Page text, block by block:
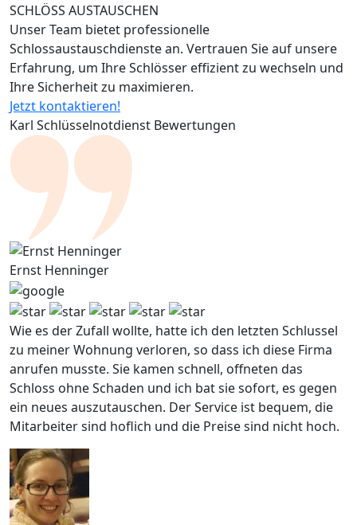
SCHLÖSS AUSTAUSCHEN
Unser Team bietet professionelle
Schlossaustauschdienste an. Vertrauen Sie auf unsere
Erfahrung, um Ihre Schlösser effizient zu wechseln und
Ihre Sicherheit zu maximieren.
Jetzt kontaktieren!
Karl Schlüsselnotdienst Bewertungen
Ernst Henninger
Wie es der Zufall wollte, hatte ich den letzten Schlussel
zu meiner Wohnung verloren, so dass ich diese Firma
anrufen musste. Sie kamen schnell, offneten das
Schloss ohne Schaden und ich bat sie sofort, es gegen
ein neues auszutauschen. Der Service ist bequem, die
Mitarbeiter sind hoflich und die Preise sind nicht hoch.